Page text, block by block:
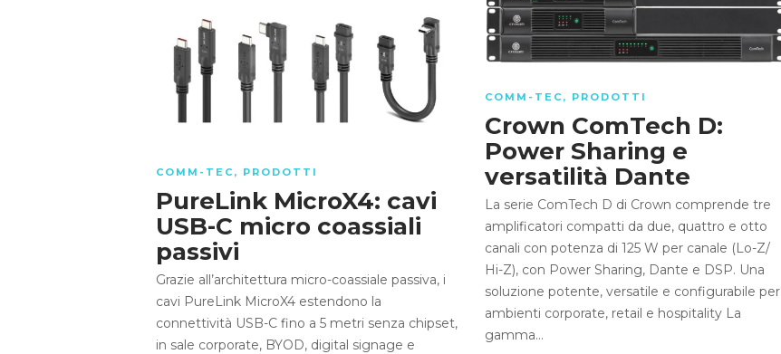
COMM-TEC , PRODOTTI
PureLink MicroX4: cavi
USB-C micro coassiali
passivi
Grazie all’architettura micro-coassiale passiva, i
cavi PureLink MicroX4 estendono la
connettività USB-C fino a 5 metri senza chipset,
in sale corporate, BYOD, digital signage e
COMM-TEC , PRODOTTI
Crown ComTech D:
Power Sharing e
versatilità Dante
La serie ComTech D di Crown comprende tre
amplificatori compatti da due, quattro e otto
canali con potenza di 125 W per canale (Lo-Z/
Hi-Z), con Power Sharing, Dante e DSP. Una
soluzione potente, versatile e configurabile per
ambienti corporate, retail e hospitality La
gamma…